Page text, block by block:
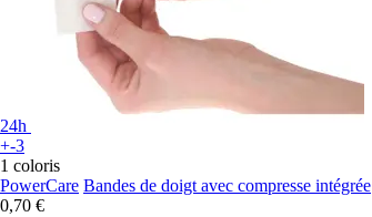
24h
+-3
1 coloris
PowerCare Bandes de doigt avec compresse intégrée
0,70 €